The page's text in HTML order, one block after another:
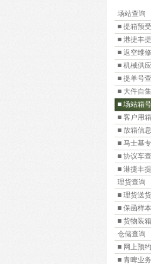
场站查询
■ 提箱预
■ 港捷丰
■ 返空维
■ 机械供
■ 提单号
■ 大件自
■ 场站箱
■ 客户用
■ 放箱信
■ 马士基
■ 协议车
■ 港捷丰
理货查询
■ 理货送
■ 保函样
■ 货物装
仓储查询
■ 网上预约
■ 青啤业